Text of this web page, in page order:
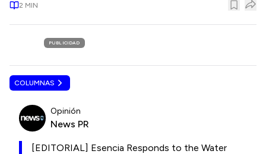
2 MIN
PUBLICIDAD
COLUMNAS
Opinión
News PR
[EDITORIAL] Esencia Responds to the Water